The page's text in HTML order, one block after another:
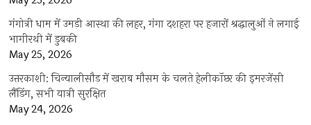
गंगोत्री धाम में उमड़ी आस्था की लहर, गंगा दशहरा पर हजारों श्रद्धालुओं ने लगाई
भागीरथी में डुबकी
May 25, 2026
उत्तरकाशी: चिन्यालीसौड़ में खराब मौसम के चलते हेलीकॉप्टर की इमरजेंसी
लैंडिंग, सभी यात्री सुरक्षित
May 24, 2026